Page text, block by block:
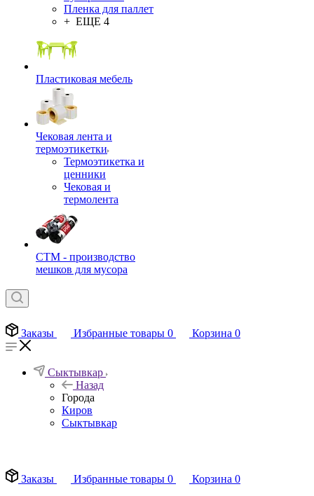
Пленка для паллет
+ ЕЩЕ 4
Пластиковая мебель
Чековая лента и
термоэтикетки
Термоэтикетка и
ценники
Чековая и
термолента
СТМ - производство
мешков для мусора
Заказы Избранные товары 0 Корзина 0
Сыктывкар
Назад
Города
Киров
Сыктывкар
Заказы
Избранные товары 0 Корзина 0